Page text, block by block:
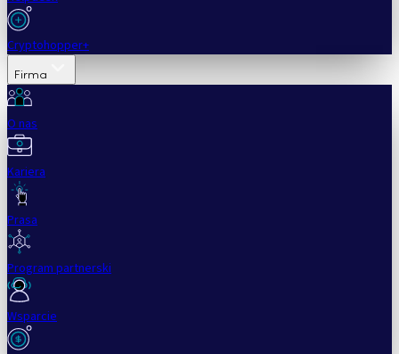
Cryptohopper+
Firma
O nas
Kariera
Prasa
Program partnerski
Wsparcie